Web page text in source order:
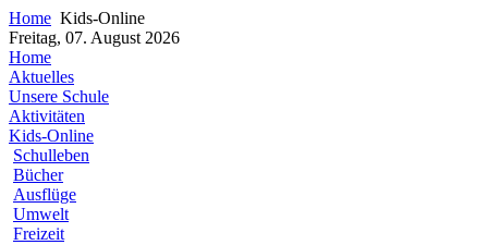
Home Kids-Online
Freitag, 07. August 2026
Home
Aktuelles
Unsere Schule
Aktivitäten
Kids-Online
Schulleben
Bücher
Ausflüge
Umwelt
Freizeit